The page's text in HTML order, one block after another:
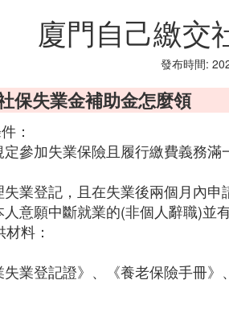
廈門自己繳交
發布時間:
保失業金補助金怎麼領
：
定參加失業保險且履行繳費義務滿
業登記，且在失業後兩個月內申
意願中斷就業的(非個人辭職)並
料：
失業登記證》、《養老保險手冊